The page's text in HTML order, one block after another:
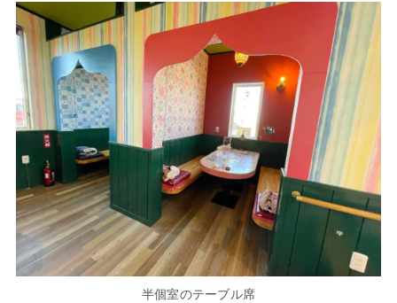
半個室のテーブル席